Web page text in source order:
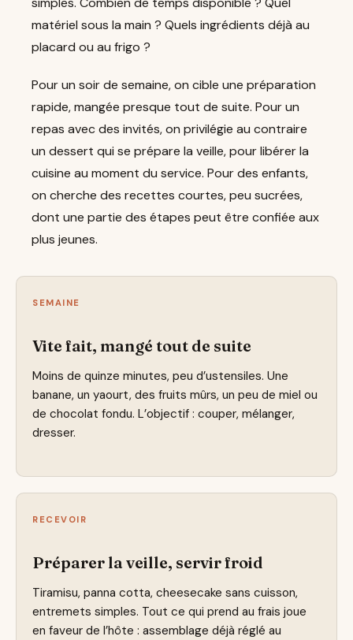
matériel sous la main ? Quels ingrédients déjà au
placard ou au frigo ?
Pour un soir de semaine, on cible une préparation
rapide, mangée presque tout de suite. Pour un
repas avec des invités, on privilégie au contraire
un dessert qui se prépare la veille, pour libérer la
cuisine au moment du service. Pour des enfants,
on cherche des recettes courtes, peu sucrées,
dont une partie des étapes peut être confiée aux
plus jeunes.
SEMAINE
Vite fait, mangé tout de suite
Moins de quinze minutes, peu d’ustensiles. Une
banane, un yaourt, des fruits mûrs, un peu de miel ou
de chocolat fondu. L’objectif : couper, mélanger,
dresser.
RECEVOIR
Préparer la veille, servir froid
Tiramisu, panna cotta, cheesecake sans cuisson,
entremets simples. Tout ce qui prend au frais joue
en faveur de l’hôte : assemblage déjà réglé au